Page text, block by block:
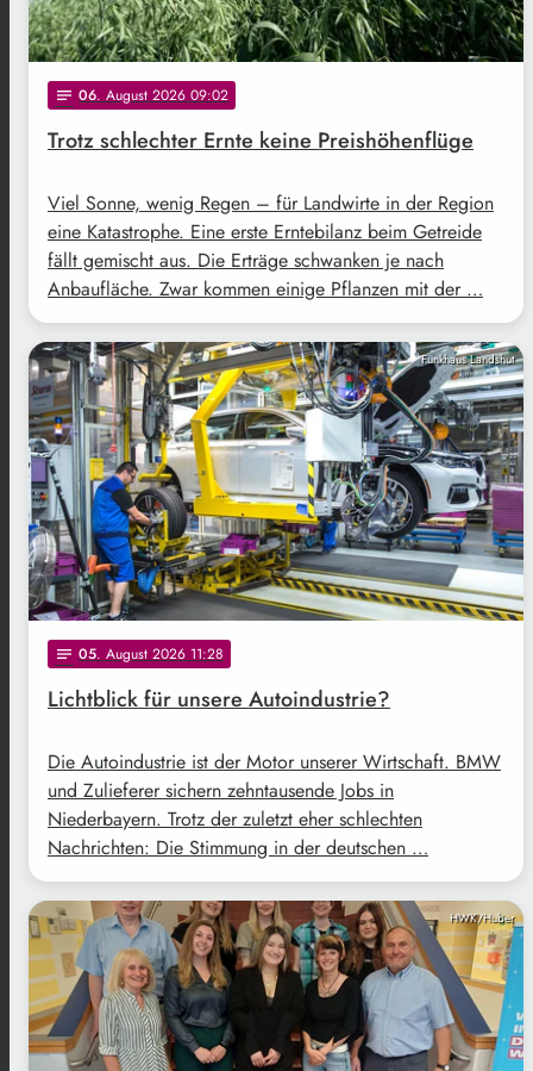
notes 06. August 2026 09:02
Trotz schlechter Ernte keine Preishöhenflüge
Viel Sonne, wenig Regen – für Landwirte in der Region
eine Katastrophe. Eine erste Erntebilanz beim Getreide
fällt gemischt aus. Die Erträge schwanken je nach
Anbaufläche. Zwar kommen einige Pflanzen mit der …
Funkhaus Landshut
notes 05. August 2026 11:28
Lichtblick für unsere Autoindustrie?
Die Autoindustrie ist der Motor unserer Wirtschaft. BMW
und Zulieferer sichern zehntausende Jobs in
Niederbayern. Trotz der zuletzt eher schlechten
Nachrichten: Die Stimmung in der deutschen …
HWK/Huber